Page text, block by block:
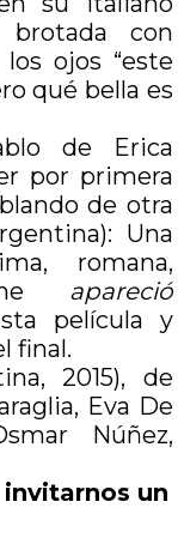
con
ojos “este
qué bella es
de Erica
por primera
de otra
Una
romana,
apareció
película y
final.
2015), de
Eva De
Núñez,
un